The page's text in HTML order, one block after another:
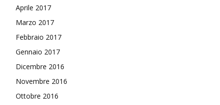
Aprile 2017
Marzo 2017
Febbraio 2017
Gennaio 2017
Dicembre 2016
Novembre 2016
Ottobre 2016